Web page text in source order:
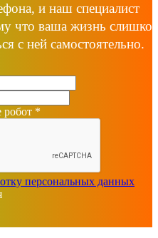
и наш специалист
что ваша жизнь
с ней самостоятельно.
робот *
персональных данных